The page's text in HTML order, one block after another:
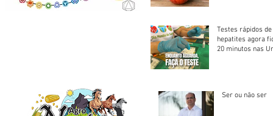
Testes rápidos
hepatites agora
20 minutos nas
Ser ou não ser